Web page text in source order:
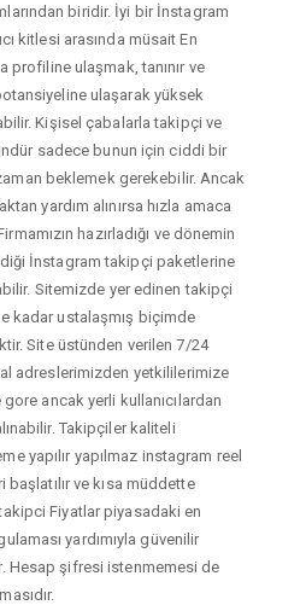
biridir. İyi bir İnstagram
kitlesi arasında müsait En
profiline ulaşmak, tanınır ve
ulaşarak yüksek
Kişisel çabalarla takipçi ve
sadece bunun için ciddi bir
beklemek gerekebilir. Ancak
yardım alınırsa hızla amaca
hazırladığı ve dönemin
İnstagram takipçi paketlerine
Sitemizde yer edinen takipçi
kadar ustalaşmış biçimde
Site üstünden verilen 7/24
adreslerimizden yetkililerimize
ancak yerli kullanıcılardan
Takipçiler kaliteli
yapılır yapılmaz instagram reel
ve kısa müddette
Fiyatlar piyasadaki en
yardımıyla güvenilir
Hesap şifresi istenmemesi de